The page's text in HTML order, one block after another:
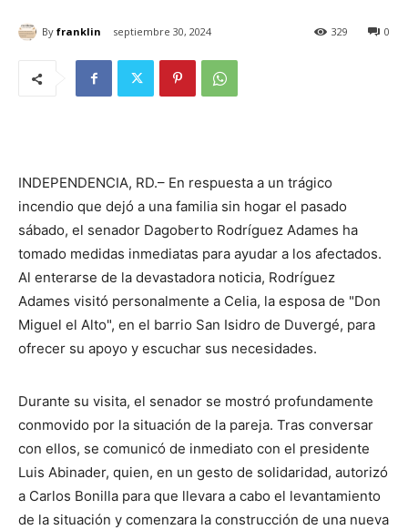
By franklin septiembre 30, 2024 0
329
INDEPENDENCIA, RD.– En respuesta a un trágico
incendio que dejó a una familia sin hogar el pasado
sábado, el senador Dagoberto Rodríguez Adames ha
tomado medidas inmediatas para ayudar a los afectados.
Al enterarse de la devastadora noticia, Rodríguez
Adames visitó personalmente a Celia, la esposa de "Don
Miguel el Alto", en el barrio San Isidro de Duvergé, para
ofrecer su apoyo y escuchar sus necesidades.
Durante su visita, el senador se mostró profundamente
conmovido por la situación de la pareja. Tras conversar
con ellos, se comunicó de inmediato con el presidente
Luis Abinader, quien, en un gesto de solidaridad, autorizó
a Carlos Bonilla para que llevara a cabo el levantamiento
de la situación y comenzara la construcción de una nueva